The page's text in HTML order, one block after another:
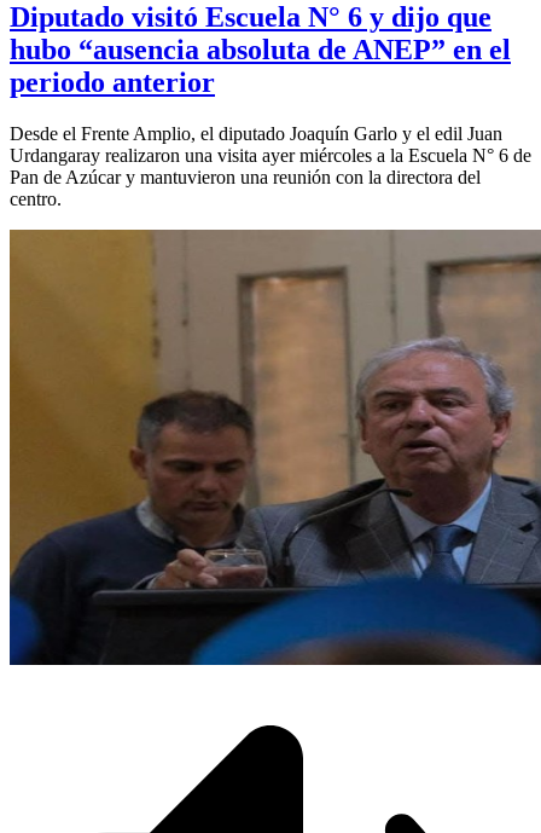
Diputado visitó Escuela N° 6 y dijo que
hubo “ausencia absoluta de ANEP” en el
periodo anterior
Desde el Frente Amplio, el diputado Joaquín Garlo y el edil Juan
Urdangaray realizaron una visita ayer miércoles a la Escuela N° 6 de
Pan de Azúcar y mantuvieron una reunión con la directora del
centro.